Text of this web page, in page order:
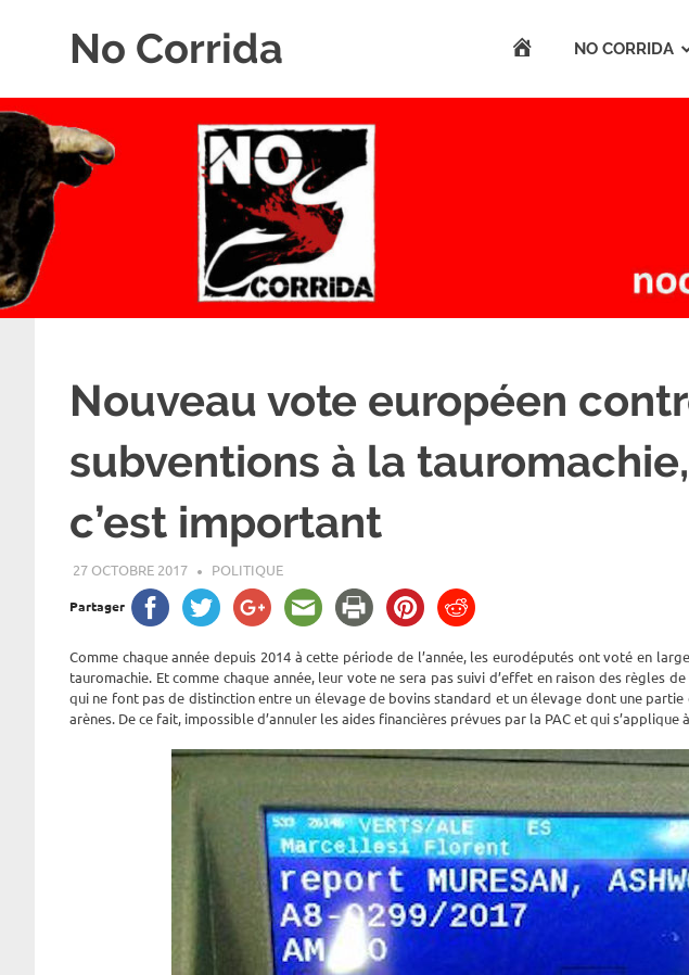
No Corrida
la
corrida
ACCUEILNO CORRIDA
Nouveau vote européen
subventions à la
c’est important
27 OCTOBRE 2017 ROGER LAHANA
POLITIQUE
Partager
Comme chaque année depuis 2014 à cette période de l’année, les eurodéputés ont voté en
tauromachie. Et comme chaque année, leur vote ne sera pas suivi d’effet en raison des règles
qui ne font pas de distinction entre un élevage de bovins standard et un élevage dont une partie
arènes. De ce fait, impossible d’annuler les aides financières prévues par la PAC et qui